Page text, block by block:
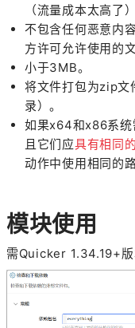
（流量成本太高了）
不包含任何恶意内
方许可允许使用的文
小于3MB。
将文件打包为zip文
录）。
如果x64和x86系统
且它们应具有相同
动作中使用相同的
模块使用
需Quicker 1.34.19+版